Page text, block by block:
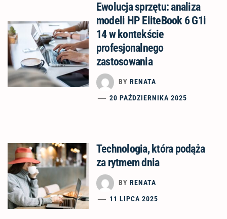
Ewolucja sprzętu: analiza
modeli HP EliteBook 6 G1i
14 w kontekście
profesjonalnego
zastosowania
BY RENATA
20 PAŹDZIERNIKA 2025
Technologia, która podąża
za rytmem dnia
BY RENATA
11 LIPCA 2025